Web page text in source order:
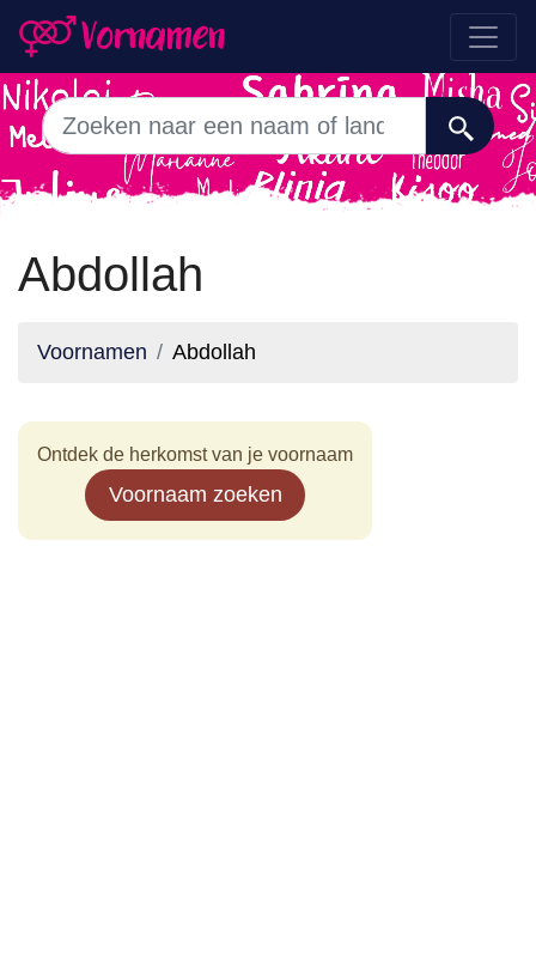
Abdollah
Voornamen Abdollah
Ontdek de herkomst van je voornaam
Voornaam zoeken